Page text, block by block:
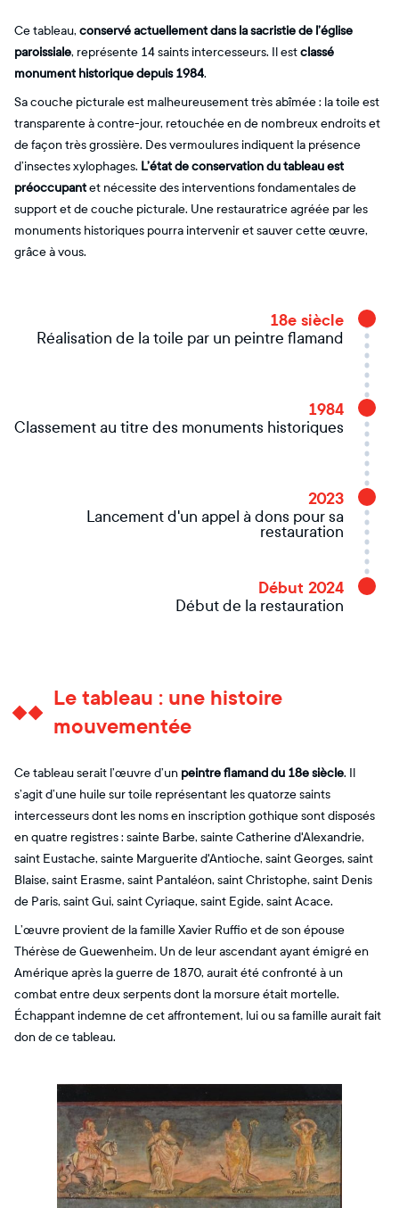
Ce tableau, conservé actuellement dans la sacristie de l’église
paroissiale, représente 14 saints intercesseurs. Il estclassé
monument historique depuis 1984.
Sa couche picturale est malheureusement très abîmée : la toile est
transparente à contre-jour, retouchée en de nombreux endroits et
de façon très grossière. Des vermoulures indiquent la présence
d’insectes xylophages. L’état de conservation du tableau est
préoccupantet nécessite des interventions fondamentales de
support et de couche picturale. Une restauratrice agréée par les
monuments historiques pourra intervenir et sauver cette œuvre,
grâce à vous.
18e siècle
Réalisation de la toile par un peintre flamand
1984
Classement au titre des monuments historiques
2023
Lancement d'un appel à dons pour sa
restauration
Début 2024
Début de la restauration
Le tableau : une histoire
mouvementée
Ce tableau serait l’œuvre d’un peintre flamand du 18e siècle. Il
s’agit d’une huile sur toile représentant les quatorze saints
intercesseurs dont les noms en inscription gothique sont disposés
en quatre registres : sainte Barbe, sainte Catherine d'Alexandrie,
saint Eustache, sainte Marguerite d'Antioche, saint Georges, saint
Blaise, saint Erasme, saint Pantaléon, saint Christophe, saint Denis
de Paris, saint Gui, saint Cyriaque, saint Egide, saint Acace.
L’œuvre provient de la famille Xavier Ruffio et de son épouse
Thérèse de Guewenheim. Un de leur ascendant ayant émigré en
Amérique après la guerre de 1870, aurait été confronté à un
combat entre deux serpents dont la morsure était mortelle.
Échappant indemne de cet affrontement, lui ou sa famille aurait fait
don de ce tableau.